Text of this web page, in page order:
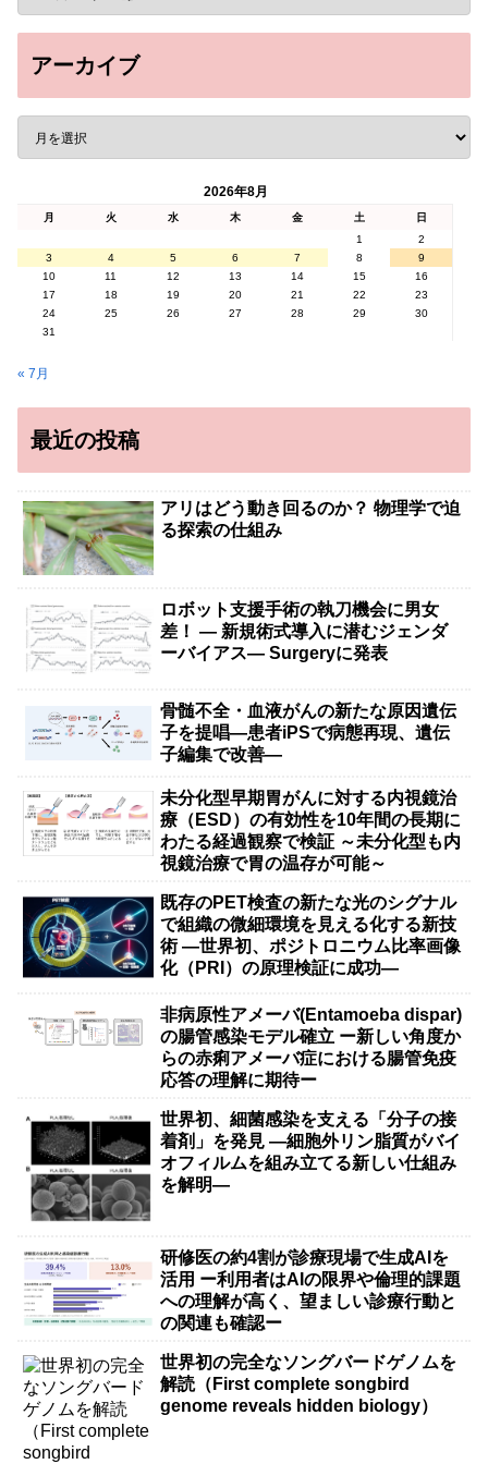
アーカイブ
2026年8月
月 火 水 木 金 土
日
1
2
3
4 5 6 7 8
9
10
11 12 13 14 15
16
17
18 19 20 21 22
23
24
25 26 27 28 29
30
31
« 7月
最近の投稿
アリはどう動き回るのか？ 物理学で迫
る探索の仕組み
ロボット支援手術の執刀機会に男女
差！ — 新規術式導入に潜むジェンダ
ーバイアス— Surgeryに発表
骨髄不全・血液がんの新たな原因遺伝
子を提唱―患者iPSで病態再現、遺伝
子編集で改善―
未分化型早期胃がんに対する内視鏡治
療（ESD）の有効性を10年間の長期に
わたる経過観察で検証 ～未分化型も内
視鏡治療で胃の温存が可能～
既存のPET検査の新たな光のシグナル
で組織の微細環境を見える化する新技
術 ―世界初、ポジトロニウム比率画像
化（PRI）の原理検証に成功―
非病原性アメーバ(Entamoeba dispar)
の腸管感染モデル確立 ー新しい角度か
らの赤痢アメーバ症における腸管免疫
応答の理解に期待ー
世界初、細菌感染を支える「分子の接
着剤」を発見 ―細胞外リン脂質がバイ
オフィルムを組み立てる新しい仕組み
を解明―
研修医の約4割が診療現場で生成AIを
活用 ー利用者はAIの限界や倫理的課題
への理解が高く、望ましい診療行動と
の関連も確認ー
世界初の完全なソングバードゲノムを
解読（First complete songbird
genome reveals hidden biology）